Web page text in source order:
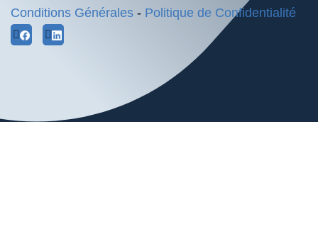
Conditions Générales - Politique de Confidentialité